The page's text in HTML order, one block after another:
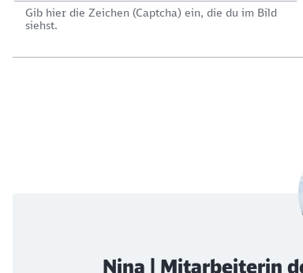
Gib hier die Zeichen (Captcha) ein, die du im Bild
siehst.
Nina | Mitarbeiterin